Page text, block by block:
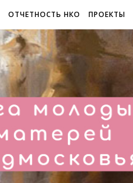
ОТЧЕТНОСТЬ НКО ПРОЕКТЫ